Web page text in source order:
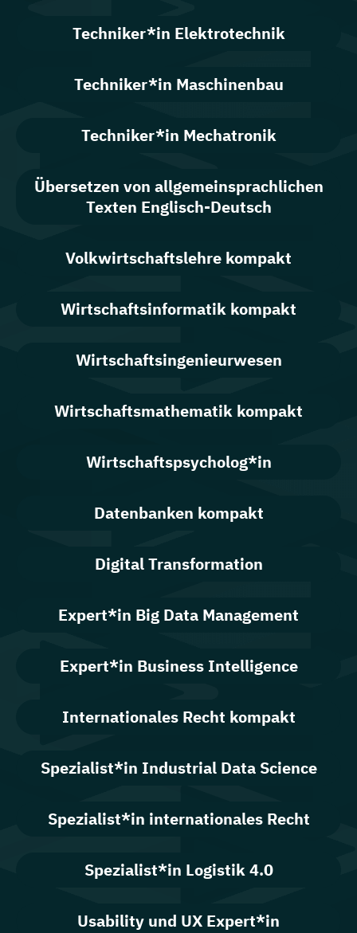
Techniker*in Elektrotechnik
Techniker*in Maschinenbau
Techniker*in Mechatronik
Übersetzen von allgemeinsprachlichen
Texten Englisch-Deutsch
Volkwirtschaftslehre kompakt
Wirtschaftsinformatik kompakt
Wirtschaftsingenieurwesen
Wirtschaftsmathematik kompakt
Wirtschaftspsycholog*in
Datenbanken kompakt
Digital Transformation
Expert*in Big Data Management
Expert*in Business Intelligence
Internationales Recht kompakt
Spezialist*in Industrial Data Science
Spezialist*in internationales Recht
Spezialist*in Logistik 4.0
Usability und UX Expert*in